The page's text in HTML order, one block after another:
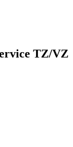
TZ/VZ